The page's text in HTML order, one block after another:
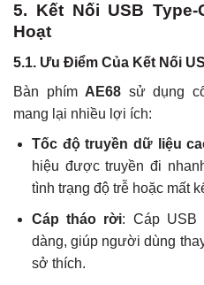
5. Kết Nối USB
Hoạt
5.1. Ưu Điểm Của Kết Nối
Bàn phím AE68 sử dụng
mang lại nhiều lợi ích:
Tốc độ truyền dữ liệu
hiệu được truyền đi
tình trạng độ trễ hoặc mất
Cáp tháo rời: Cáp USB
dàng, giúp người dùng
sở thích.